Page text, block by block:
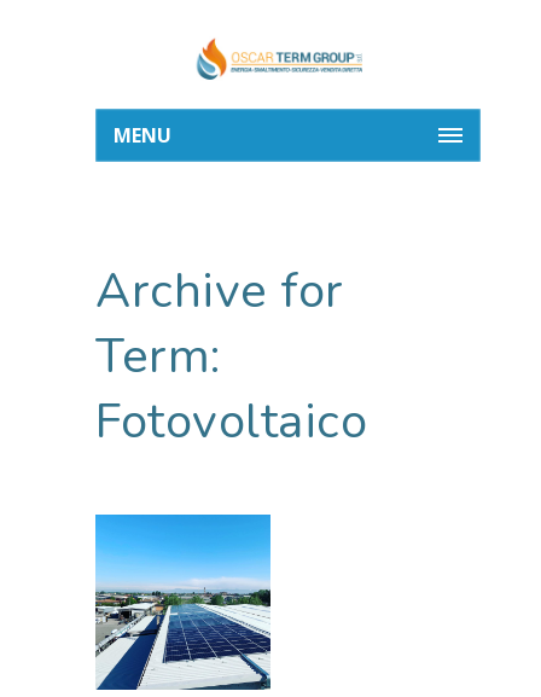
MENU
Archive for
Term:
Fotovoltaico